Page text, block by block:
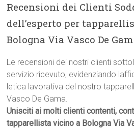
Recensioni dei Clienti
dell’esperto per
Bologna Via Vasco De
Le recensioni dei nostri clienti
servizio ricevuto, evidenziando
letica lavorativa del nostro
Vasco De Gama.
Unisciti ai molti clienti contenti,
tapparellista vicino a Bologna Via